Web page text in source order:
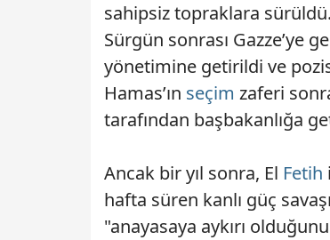
sahipsiz topraklara
Sürgün sonrası Gazze’ye
yönetimine getirildi ve
Hamas’ın seçim zaferi
tarafından başbakanlığa
Ancak bir yıl sonra, El Fetih
hafta süren kanlı güç
"anayasaya aykırı